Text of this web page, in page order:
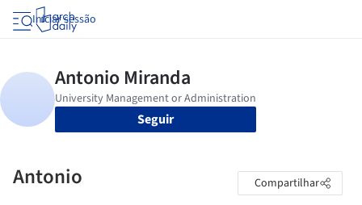
Iniciar sessão
Seguir
Antonio Compartilhar